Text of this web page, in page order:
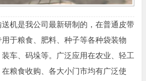
机是我公司最新研制的，在普通皮带
于粮食、肥料、种子等各种袋装物
车、码垛等。广泛应用在农业、轻工
粮食收购、各大小门市均有广泛使